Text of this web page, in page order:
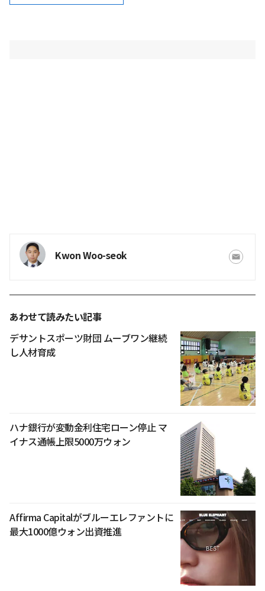
Kwon Woo-seok
あわせて読みたい記事
デサントスポーツ財団 ムーブワン継続
し人材育成
ハナ銀行が変動金利住宅ローン停止 マ
イナス通帳上限5000万ウォン
Affirma Capitalがブルーエレファントに
最大1000億ウォン出資推進